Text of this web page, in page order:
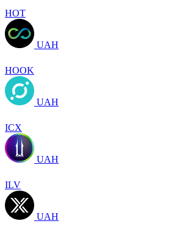
HOT
UAH
HOOK
UAH
ICX
UAH
ILV
UAH